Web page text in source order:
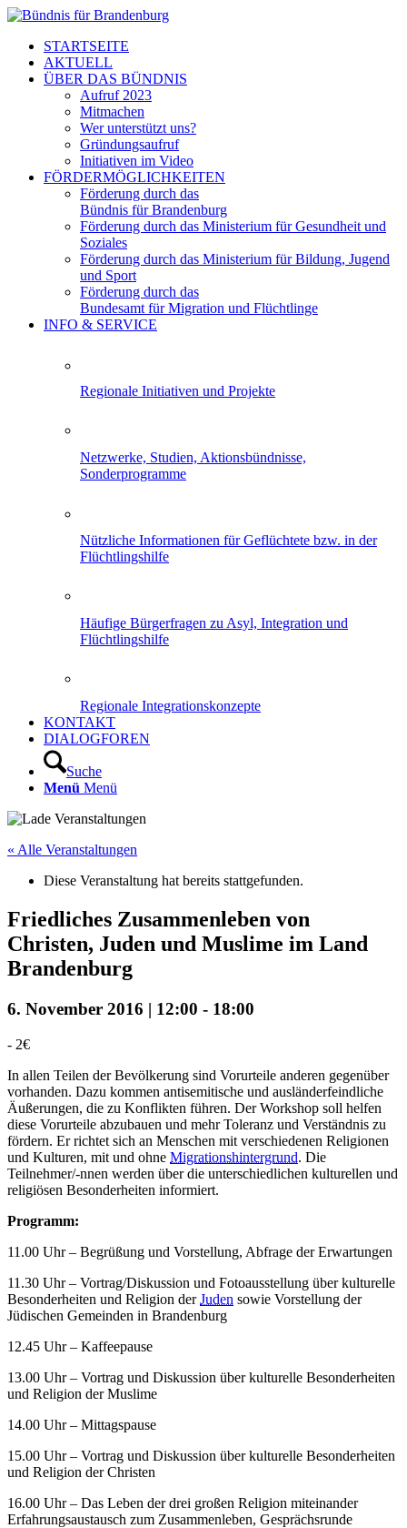
STARTSEITE
AKTUELL
ÜBER DAS BÜNDNIS
Aufruf 2023
Mitmachen
Wer unterstützt uns?
Gründungsaufruf
Initiativen im Video
FÖRDERMÖGLICHKEITEN
Förderung durch das
Bündnis für Brandenburg
Förderung durch das Ministerium für Gesundheit und
Soziales
Förderung durch das Ministerium für Bildung, Jugend
und Sport
Förderung durch das
Bundesamt für Migration und Flüchtlinge
INFO & SERVICE
Regionale Initiativen und Projekte
Netzwerke, Studien, Aktionsbündnisse,
Sonderprogramme
Nützliche Informationen für Geflüchtete bzw. in der
Flüchtlingshilfe
Häufige Bürgerfragen zu Asyl, Integration und
Flüchtlingshilfe
Regionale Integrationskonzepte
KONTAKT
DIALOGFOREN
Suche
Menü Menü
« Alle Veranstaltungen
Diese Veranstaltung hat bereits stattgefunden.
Friedliches Zusammenleben von
Christen, Juden und Muslime im Land
Brandenburg
6. November 2016 | 12:00 - 18:00
- 2€
In allen Teilen der Bevölkerung sind Vorurteile anderen gegenüber
vorhanden. Dazu kommen antisemitische und ausländerfeindliche
Äußerungen, die zu Konflikten führen. Der Workshop soll helfen
diese Vorurteile abzubauen und mehr Toleranz und Verständnis zu
fördern. Er richtet sich an Menschen mit verschiedenen Religionen
und Kulturen, mit und ohne Migrationshintergrund. Die
Teilnehmer/-nnen werden über die unterschiedlichen kulturellen und
religiösen Besonderheiten informiert.
Programm:
11.00 Uhr – Begrüßung und Vorstellung, Abfrage der Erwartungen
11.30 Uhr – Vortrag/Diskussion und Fotoausstellung über kulturelle
Besonderheiten und Religion derJuden sowie Vorstellung der
Jüdischen Gemeinden in Brandenburg
12.45 Uhr – Kaffeepause
13.00 Uhr – Vortrag und Diskussion über kulturelle Besonderheiten
und Religion der Muslime
14.00 Uhr – Mittagspause
15.00 Uhr – Vortrag und Diskussion über kulturelle Besonderheiten
und Religion der Christen
16.00 Uhr – Das Leben der drei großen Religion miteinander
Erfahrungsaustausch zum Zusammenleben, Gesprächsrunde